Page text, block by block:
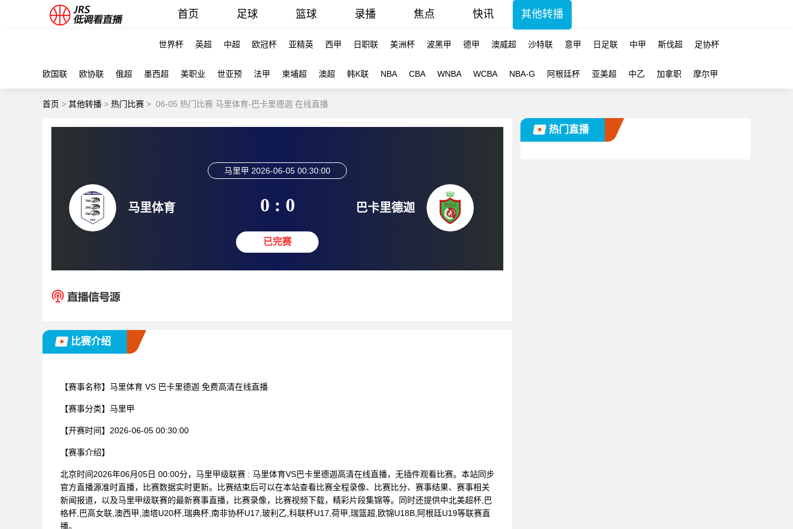
首页 足球 篮球 录播 焦点 快讯 其他转播
世界杯 英超 中超 欧冠杯 亚精英 西甲 日职联 美洲杯 波黑甲 德甲 澳威超 沙特联 意甲 日足联 中甲 斯伐超 足协杯
欧国联 欧协联 俄超 墨西超 美职业 世亚预 法甲 柬埔超 澳超 韩K联 NBA CBA WNBA WCBA NBA-G 阿根廷杯 亚美超 中乙 加拿职 摩尔甲
首页 > 其他转播 > 热门比赛 > 06-05 热门比赛 马里体育-巴卡里德迦 在线直播
马里体育
马里甲 2026-06-05 00:30:00
0 : 0
已完赛
巴卡里德迦
比赛介绍
【赛事名称】 马里体育 VS 巴卡里德迦 免费高清在线直播
【赛事分类】 马里甲
【开赛时间】 2026-06-05 00:30:00
【赛事介绍】
北京时间2026年06月05日 00:00分，马里甲级联赛 : 马里体育VS巴卡里德迦高清在线直播，无插件观看比赛。本站同步
官方直播源准时直播，比赛数据实时更新。比赛结束后可以在本站查看比赛全程录像、比赛比分、赛事结果、赛事相关
新闻报道，以及马里甲级联赛的最新赛事直播，比赛录像，比赛视频下载，精彩片段集锦等。同时还提供中北美超杯,巴
格杯,巴高女联,澳西甲,澳塔U20杯,瑞典杯,南非协杯U17,玻利乙,科联杯U17,荷甲,瑞篮超,欧锦U18B,阿根廷U19等联赛直
播。
热门直播